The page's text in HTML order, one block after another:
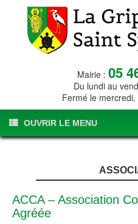
Mairie : 05
Du lundi au
Fermé le
OUVRIR LE MENU
ACCA – Association
Agréée